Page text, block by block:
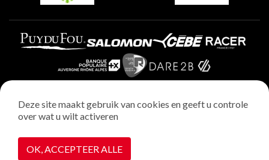
Wettelijke vermeldingen
Privacybeleid
Realisatie : StudioJuillet
Deze site maakt gebruik van cookies en geeft u controle
over wat u wilt activeren
OK, ACCEPTEER ALLE